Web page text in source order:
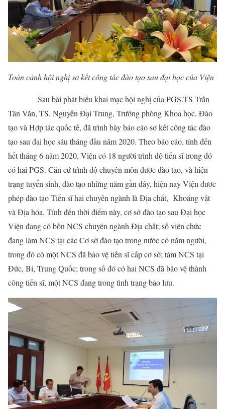
Toàn cảnh hội nghị sơ kết công tác đào tạo sau đại học của Viện
Sau bài phát biểu khai mạc hội nghị của PGS.TS Trần
Tân Văn, TS. Nguyễn Đại Trung, Trưởng phòng Khoa học, Đào
tạo và Hợp tác quốc tế, đã trình bày báo cáo sơ kết công tác đào
tạo sau đại học sáu tháng đầu năm 2020. Theo báo cáo, tính đến
hết tháng 6 năm 2020, Viện có 18 người trình độ tiến sĩ trong đó
có hai PGS. Căn cứ trình độ chuyên môn được đào tạo, và hiện
trạng tuyển sinh, đào tạo những năm gần đây, hiện nay Viện được
phép đào tạo Tiến sĩ hai chuyên ngành là Địa chất, Khoáng vật
và Địa hóa. Tính đến thời điểm này, cơ sở đào tạo sau Đại học
Viện đang có bốn NCS chuyên ngành Địa chất; số viên chức
đang làm NCS tại các Cơ sở đào tạo trong nước có năm người,
trong đó có một NCS đã bảo vệ tiến sĩ cấp cơ sở; tám NCS tại
Đức, Bỉ, Trung Quốc; trong số đó có hai NCS đã bảo vệ thành
công tiến sĩ, một NCS đang trong tình trạng bảo lưu.